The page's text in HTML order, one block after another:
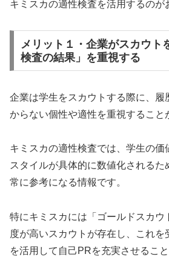
キミスカの適性検査を活用するのが
メリット１・企業がスカウト
検査の結果」を重視する
企業は学生をスカウトする際に、履
からない個性や適性を重視すること
キミスカの適性検査では、学生の価
スタイルが具体的に数値化される
常に参考になる情報です。
特にキミスカには「ゴールドスカウ
度が高いスカウトが存在し、これを
を活用して自己PRを充実させること